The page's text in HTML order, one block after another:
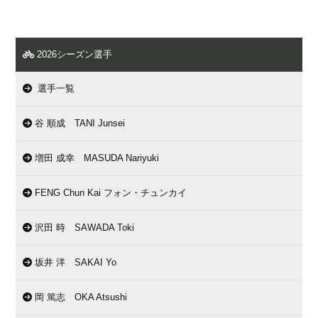
2026シーズン選手
選手一覧
谷 順成 TANI Junsei
増田 成幸 MASUDA Nariyuki
FENG Chun Kai フォン・チュンカイ
沢田 時 SAWADA Toki
坂井 洋 SAKAI Yo
岡 篤志 OKA Atsushi